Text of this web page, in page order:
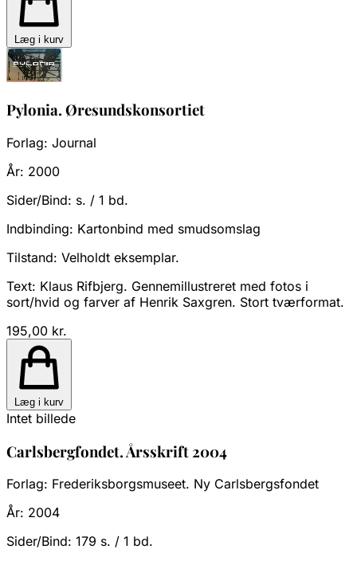
Læg i kurv
Pylonia. Øresundskonsortiet
Forlag: Journal
År: 2000
Sider/Bind: s. / 1 bd.
Indbinding: Kartonbind med smudsomslag
Tilstand: Velholdt eksemplar.
Text: Klaus Rifbjerg. Gennemillustreret med fotos i
sort/hvid og farver af Henrik Saxgren. Stort tværformat.
195,00 kr.
Læg i kurv
Intet billede
Carlsbergfondet. Årsskrift 2004
Forlag: Frederiksborgsmuseet. Ny Carlsbergsfondet
År: 2004
Sider/Bind: 179 s. / 1 bd.